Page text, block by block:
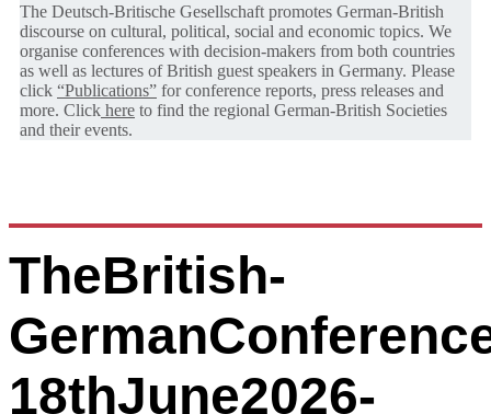
The Deutsch-Britische Gesellschaft promotes German-British
discourse on cultural, political, social and economic topics. We
organise conferences with decision-makers from both countries
as well as lectures of British guest speakers in Germany. Please
click “Publications” for conference reports, press releases and
more. Click here to find the regional German-British Societies
and their events.
TheBritish-
18thJune2026-